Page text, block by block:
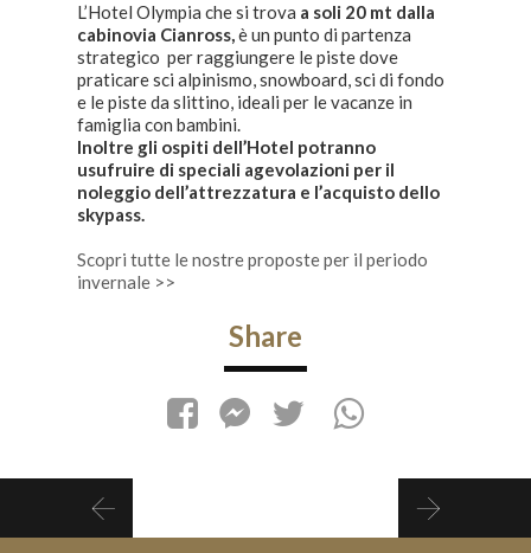
L’Hotel Olympia che si trova a soli 20 mt dalla
cabinovia Cianross,è un punto di partenza
strategico per raggiungere le piste dove
praticare sci alpinismo, snowboard, sci di fondo
e le piste da slittino, ideali per le vacanze in
famiglia con bambini.
Inoltre gli ospiti dell’Hotel potranno
usufruire di speciali agevolazioni per il
noleggio dell’attrezzatura e l’acquisto dello
skypass.
Scopri tutte le nostre proposte per il periodo
invernale >>
Share